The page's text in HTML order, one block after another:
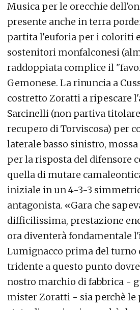
Musica per le orecchie
presente anche in terra
partita l'euforia per i coloriti
sostenitori monfalconesi
raddoppiata complice il
Gemonese. La rinuncia a
costretto Zoratti a ripescare
Sarcinelli (non partiva
recupero di Torviscosa) per
laterale basso sinistro,
per la risposta del difensore
quella di mutare
iniziale in un 4-3-3
antagonista. «Gara che
difficilissima, prestazione
ora diventerà fondamentale
Lumignacco prima del turno
tridente a questo punto
nostro marchio di fabbrica -
mister Zoratti - sia perchè le